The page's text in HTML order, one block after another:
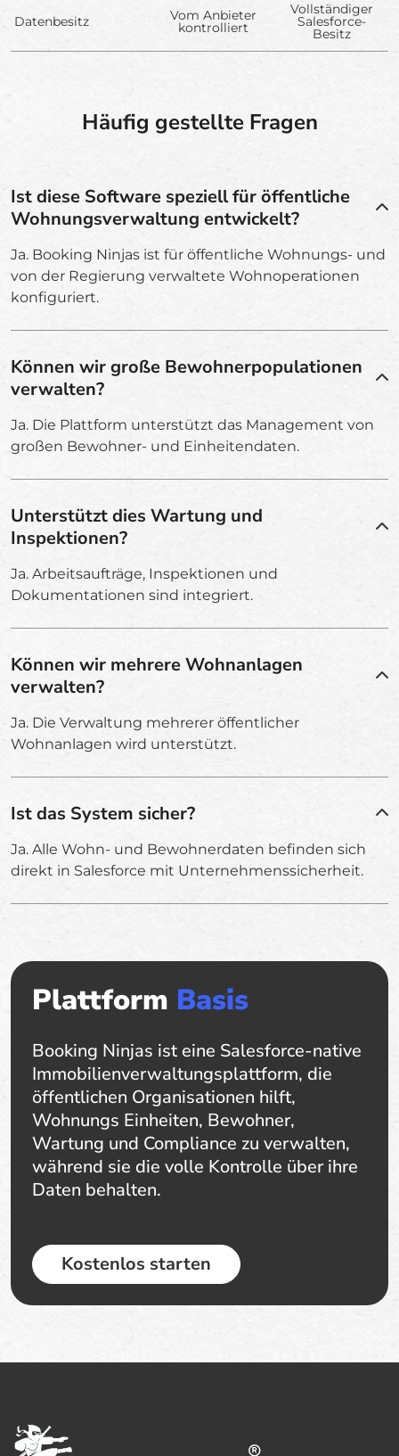
Datenbesitz Vom Anbieter
kontrolliert
Vollständiger
Salesforce-
Besitz
Häufig gestellte Fragen
Ist diese Software speziell für öffentliche
Wohnungsverwaltung entwickelt?
Ja. Booking Ninjas ist für öffentliche Wohnungs- und
von der Regierung verwaltete Wohnoperationen
konfiguriert.
Können wir große Bewohnerpopulationen
verwalten?
Ja. Die Plattform unterstützt das Management von
großen Bewohner- und Einheitendaten.
Unterstützt dies Wartung und
Inspektionen?
Ja. Arbeitsaufträge, Inspektionen und
Dokumentationen sind integriert.
Können wir mehrere Wohnanlagen
verwalten?
Ja. Die Verwaltung mehrerer öffentlicher
Wohnanlagen wird unterstützt.
Ist das System sicher?
Ja. Alle Wohn- und Bewohnerdaten befinden sich
direkt in Salesforce mit Unternehmenssicherheit.
Plattform Basis
Booking Ninjas ist eine Salesforce-native
Immobilienverwaltungsplattform, die
öffentlichen Organisationen hilft,
Wohnungs Einheiten, Bewohner,
Wartung und Compliance zu verwalten,
während sie die volle Kontrolle über ihre
Daten behalten.
Kostenlos starten